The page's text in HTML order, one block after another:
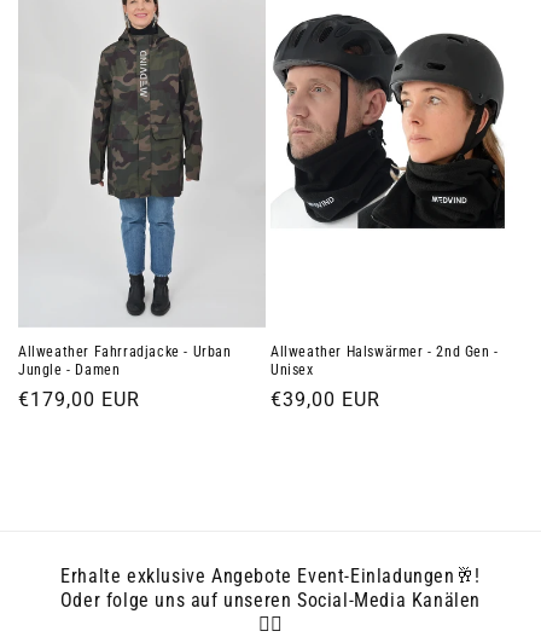
Allweather Fahrradjacke - Urban
Jungle - Damen
Normaler
€179,00 EUR
Allweather Halswärmer - 2nd Gen -
Unisex
Normaler
€39,00 EUR
Erhalte exklusive Angebote Event-Einladungen🥂!
Oder folge uns auf unseren Social-Media Kanälen
👇🏻